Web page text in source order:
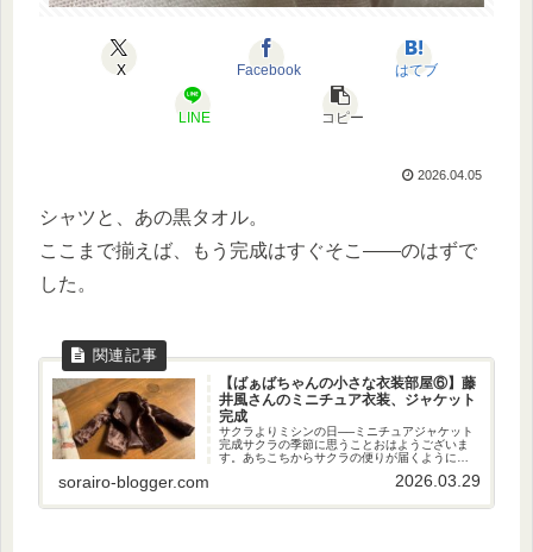
X Facebook はてブ
LINE コピー
2026.04.05
シャツと、あの黒タオル。
ここまで揃えば、もう完成はすぐそこ——のはずで
した。
【ばぁばちゃんの小さな衣装部屋⑥】藤
井風さんのミニチュア衣装、ジャケット
完成
サクラよりミシンの日──ミニチュアジャケット
完成サクラの季節に思うことおはようございま
す。あちこちからサクラの便りが届くようにな
んわりと咲き始めています。週末はお天気もよ
sorairo-blogger.com 2026.03.29